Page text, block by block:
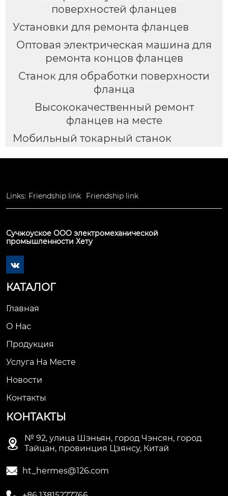
поверхностей фланцев
Установки для ремонта фланцев
Оптовая электрическая машина для
ремонта концов фланцев
Станок для обработки поверхности
фланца
Высококачественный ремонт
фланцев на месте
Мобильный токарный станок
Links: Friendship link Friendship link
Сучжоуское ООО электромеханической
промышленности Хету

КАТАЛОГ
Главная
О Нас
Продукция
Услуга На Месте
Новости
Контакты
КОНТАКТЫ

№ 92, улица Шэньян, город Чэнсян, город
Тайцан, провинция Цзянсу, Китай
 ht_hermes@126.com